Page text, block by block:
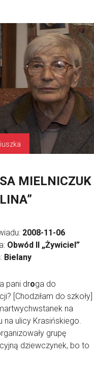
MIELNICZUK
2008-11-06
Obwód II „Żywiciel”
Bielany
pani droga do
[Chodziłam do szkoły]
na
na ulicy Krasińskiego.
grupę
dziewczynek, bo to